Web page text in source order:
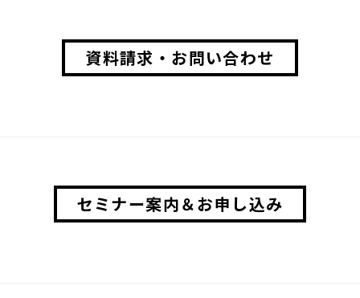
資料請求・お問い合わせ
セミナー案内＆お申し込み